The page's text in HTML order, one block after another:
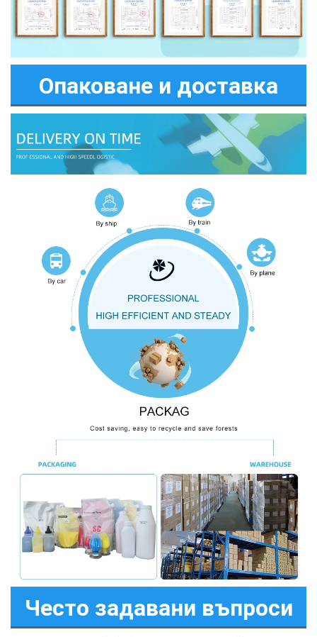
Опаковане и доставка
Често задавани въпроси